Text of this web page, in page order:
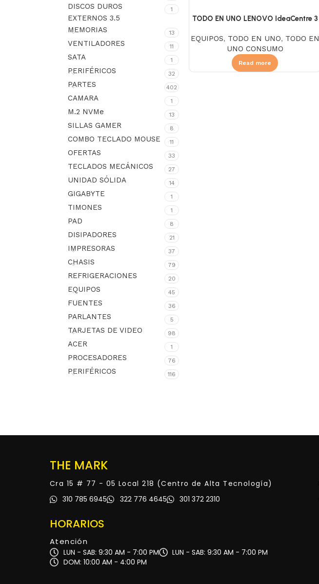
DISCOS DUROS
EXTERNOS 3.5
1
MEMORIAS 13
VENTILADORES 11
SATA 1
PERIFÉRICOS 32
PARTES 402
CAMARA 1
M.2 NVMe 13
SILLAS GAMER 8
COMBO TECLADO MOUSE 11
OFERTAS 33
TECLADOS MECÁNICOS 27
UNIDAD SÓLIDA 14
GIGABYTE 1
TIMONES 1
PAD 8
DISIPADORES 21
IMPRESORAS 37
CHASIS 79
REFRIGERACIONES 20
EQUIPOS 45
FUENTES 36
PARLANTES 5
TARJETAS DE VIDEO 98
ACER 1
PROCESADORES 76
PERIFÉRICOS 116
TODO EN UNO LENOVO IdeaCentre 3
512GB, DDR4 8GB, NO DVD, Pantalla
23.8″ FHD IPS, Linux, Black
EQUIPOS, TODO EN UNO, TODO EN
UNO CONSUMO
Read more
THE MARK
Cra 15 # 77 - 05 Local 218 (Centro de Alta Tecnología)
310 785 6945
322 776 4645 301 372 2310
HORARIOS
Atención
LUN - SAB: 9:30 AM - 7:00 PM
LUN - SAB: 9:30 AM - 7:00 PM
DOM: 10:00 AM - 4:00 PM